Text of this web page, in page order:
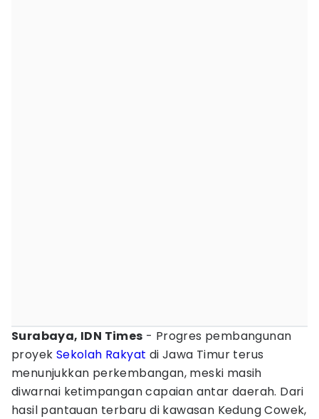
Surabaya, IDN Times - Progres pembangunan
proyek Sekolah Rakyat di Jawa Timur terus
menunjukkan perkembangan, meski masih
diwarnai ketimpangan capaian antar daerah. Dari
hasil pantauan terbaru di kawasan Kedung Cowek,